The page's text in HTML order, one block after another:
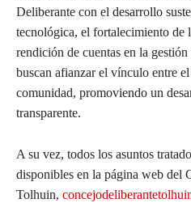
Deliberante con el desarrollo
tecnológica, el fortalecimiento de
rendición de cuentas en la
buscan afianzar el vínculo entre
comunidad, promoviendo un
transparente.
A su vez, todos los asuntos
disponibles en la página web del
Tolhuin,